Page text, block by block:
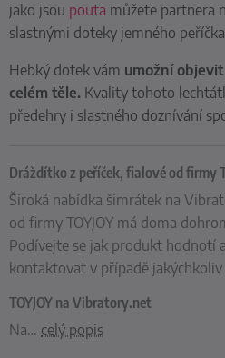
jako jsou pouta můžete partnera
slastnými doteky jemného
Hebký dotek vám umožní
celém těle. Kvality tohoto
předehry i slastného doznívání
Dráždítko z peříček, fialové od firmy
Široká nabídka šimrátek na
od firmy TOYJOY má doma
Podívejte se jak produkt hodnotí
kontaktovat v případě
TOYJOY na Vibratory.net
Na… celý popis